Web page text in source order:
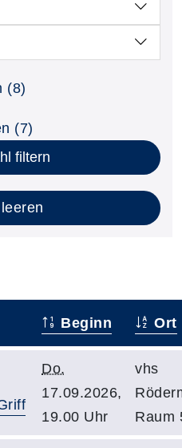
(8)
(7)
filtern
Beginn Ort
Do.
17.09.2026,
19.00 Uhr
vhs
Raum